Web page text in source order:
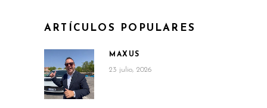
ARTÍCULOS POPULARES
MAXUS
23 julio, 2026